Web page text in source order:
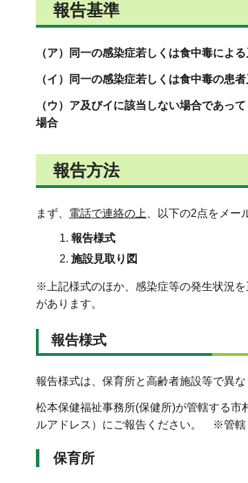
報告基準
（ア）同一の感染症若しくは食中毒によ
（イ）同一の感染症若しくは食中毒の患
（ウ）ア及びイに該当しない場合であっ
場合
報告方法
まず、 電話で連絡の上 、以下の2点をメ
報告様式
施設見取り図
※上記様式のほか、感染症等の発生状況
があります。
報告様式
報告様式は、保育所と高齢者施設等で異な
松本保健福祉事務所(保健所)が管轄する
ルアドレス）にご報告ください。 ※管轄
保育所